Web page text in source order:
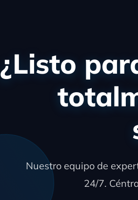
¿Listo
Nuestro equipo de
24/7.